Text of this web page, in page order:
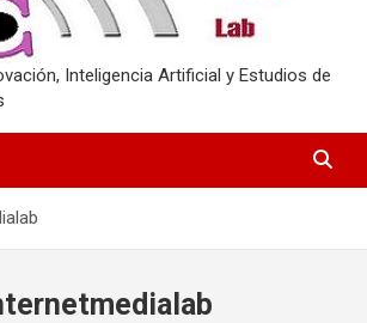
Inteligencia Artificial y Estudios de